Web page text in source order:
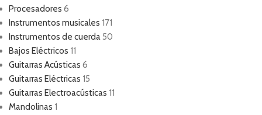
Procesadores 6
Instrumentos musicales 171
Instrumentos de cuerda50
Bajos Eléctricos 11
Guitarras Acústicas 6
Guitarras Eléctricas 15
Guitarras Electroacústicas 11
Mandolinas 1